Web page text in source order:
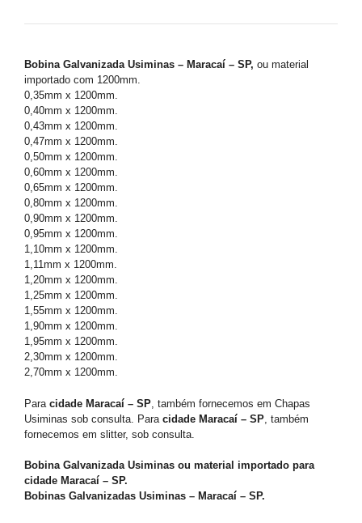
Bobina Galvanizada Usiminas – Maracaí – SP, ou material
importado com 1200mm.
0,35mm x 1200mm.
0,40mm x 1200mm.
0,43mm x 1200mm.
0,47mm x 1200mm.
0,50mm x 1200mm.
0,60mm x 1200mm.
0,65mm x 1200mm.
0,80mm x 1200mm.
0,90mm x 1200mm.
0,95mm x 1200mm.
1,10mm x 1200mm.
1,11mm x 1200mm.
1,20mm x 1200mm.
1,25mm x 1200mm.
1,55mm x 1200mm.
1,90mm x 1200mm.
1,95mm x 1200mm.
2,30mm x 1200mm.
2,70mm x 1200mm.
Para cidade Maracaí – SP , também fornecemos em Chapas
Usiminas sob consulta. Para cidade Maracaí – SP , também
fornecemos em slitter, sob consulta.
Bobina Galvanizada Usiminas ou material importado para
cidade Maracaí – SP.
Bobinas Galvanizadas Usiminas – Maracaí – SP.